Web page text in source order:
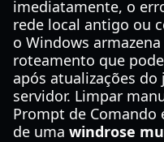
imediatamente, o
rede local antigo ou
o Windows
roteamento que
após atualizações
servidor. Limpar
Prompt de
de uma windrose